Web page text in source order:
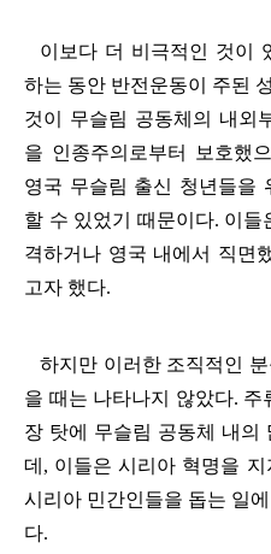
이보다 더 비극적인 것이
하는 동안 반전운동이 주된
것이 무슬림 공동체의 내외
을 인종주의로부터 보호했
영국 무슬림 출신 청년들을
할 수 있었기 때문이다. 이들
격하거나 영국 내에서 직면
고자 했다.
하지만 이러한 조직적인
을 때는 나타나지 않았다. 주
장 탓에 무슬림 공동체 내의
데 , 이들은 시리아 혁명을
시리아 민간인들을 돕는 일
다.